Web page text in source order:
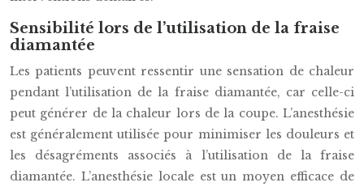
Sensibilité lors de l’utilisation de la fraise
diamantée
Les patients peuvent ressentir une sensation de chaleur
pendant l’utilisation de la fraise diamantée, car celle-ci
peut générer de la chaleur lors de la coupe. L’anesthésie
est généralement utilisée pour minimiser les douleurs et
les désagréments associés à l’utilisation de la fraise
diamantée. L’anesthésie locale est un moyen efficace de